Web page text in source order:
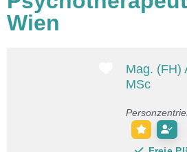
Wien
Favorit
Mag. (FH)
MSc